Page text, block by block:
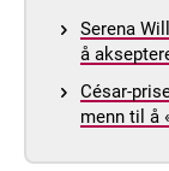
Serena
å
César-
menn til å